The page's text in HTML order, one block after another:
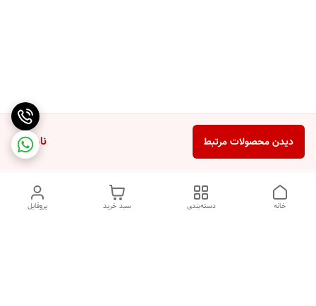
ناموجود دیدن محصولات مرتبط
پروفایل سبد خرید دسته‌بندی خانه